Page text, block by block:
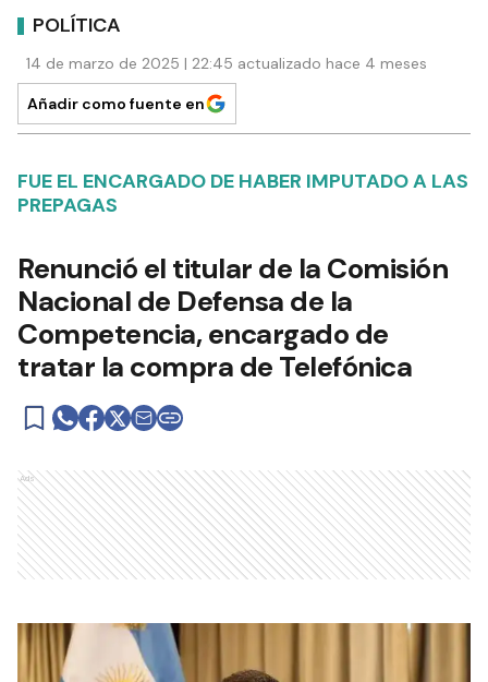
POLÍTICA
14 de marzo de 2025 | 22:45 actualizado hace 4 meses
Añadir como fuente en
FUE EL ENCARGADO DE HABER IMPUTADO A LAS
PREPAGAS
Renunció el titular de la Comisión
Nacional de Defensa de la
Competencia, encargado de
tratar la compra de Telefónica
Ads